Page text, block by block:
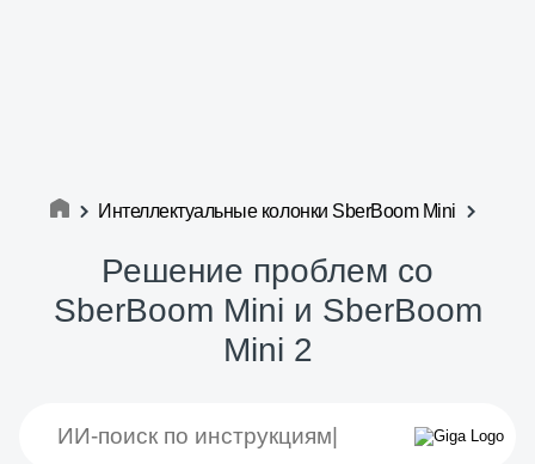
Интеллектуальные колонки SberBoom Mini
Решение проблем со
SberBoom Mini и SberBoom
Mini 2